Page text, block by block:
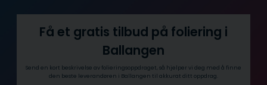
Få et gratis tilbud på foliering i
Ballangen
Send en kort beskrivelse av folieringsoppdraget, så hjelper vi deg med å finne
den beste leverandøren i Ballangen til akkurat ditt oppdrag.